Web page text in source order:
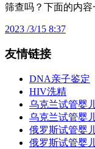
筛查吗？下面的内容
2023 /3/15 8:37
友情链接
DNA亲子鉴定
HIV洗精
乌克兰试管婴
乌克兰试管婴
俄罗斯试管婴
俄罗斯试管婴